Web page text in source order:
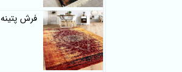
فرش پتینه 700 شانه کهنه نما